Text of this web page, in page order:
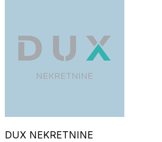
DUX NEKRETNINE